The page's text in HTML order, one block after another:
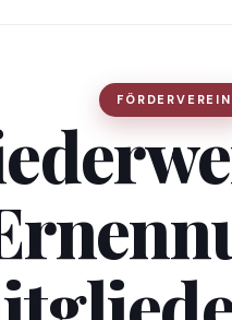
FÖRDERVEREIN